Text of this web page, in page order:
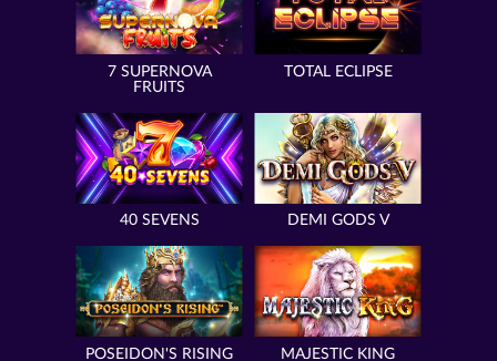
7 SUPERNOVA
FRUITS
TOTAL ECLIPSE
40 SEVENS DEMI GODS V
POSEIDON'S RISING MAJESTIC KING